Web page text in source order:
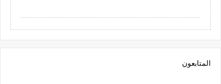
المتابعون